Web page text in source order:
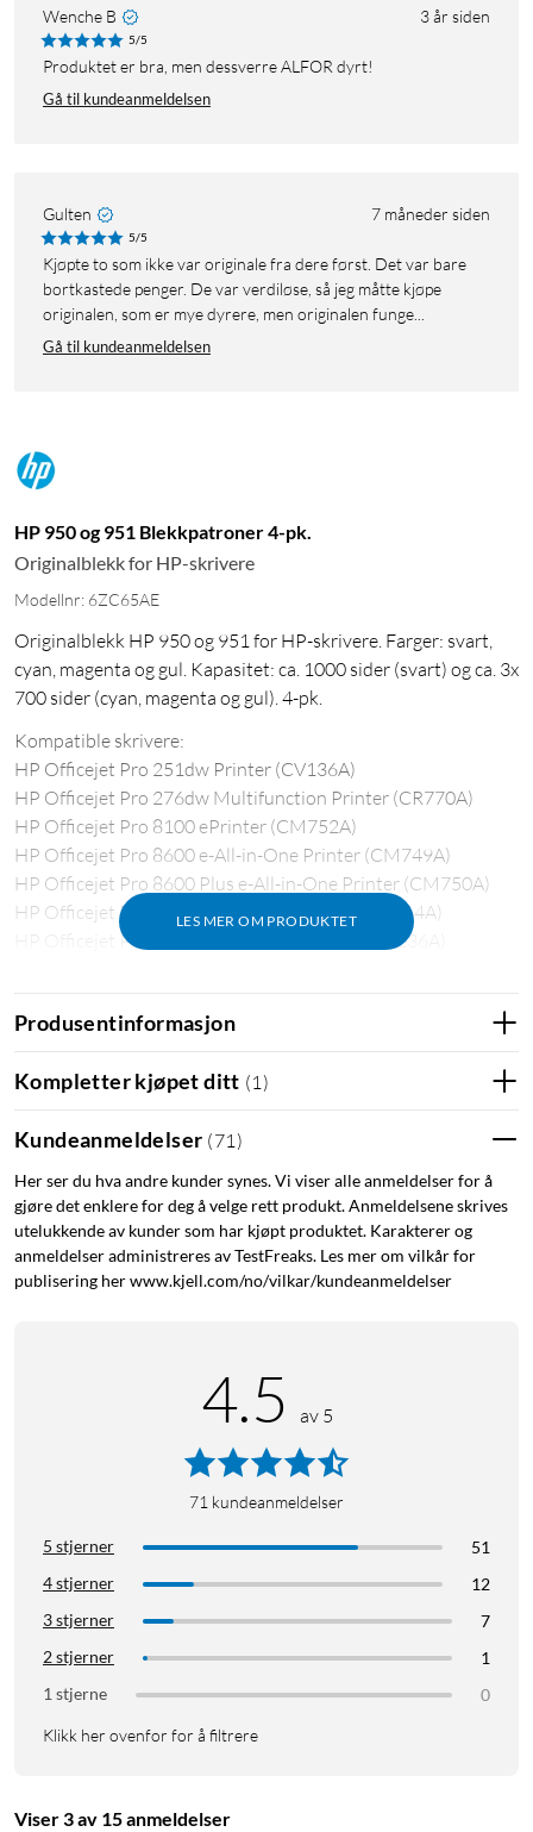
Wenche B 3 år siden
5/5
Produktet er bra, men dessverre ALFOR dyrt!
Gå til kundeanmeldelsen
Gulten 7 måneder siden
5/5
Kjøpte to som ikke var originale fra dere først. Det var bare
bortkastede penger. De var verdiløse, så jeg måtte kjøpe
originalen, som er mye dyrere, men originalen funge...
Gå til kundeanmeldelsen
HP 950 og 951 Blekkpatroner 4-pk.
Originalblekk for HP-skrivere
Modellnr: 6ZC65AE
Originalblekk HP 950 og 951 for HP-skrivere. Farger: svart,
cyan, magenta og gul. Kapasitet: ca. 1000 sider (svart) og ca. 3x
700 sider (cyan, magenta og gul). 4-pk.
LES MER OM PRODUKTET
Kompatible skrivere:
HP Officejet Pro 251dw Printer (CV136A)
HP Officejet Pro 276dw Multifunction Printer (CR770A)
HP Officejet Pro 8100 ePrinter (CM752A)
HP Officejet Pro 8600 e-All-in-One Printer (CM749A)
HP Officejet Pro 8600 Plus e-All-in-One Printer (CM750A)
HP Officejet Pro 8610 e-All-in-One Printer (A7F64A)
HP Officejet Pro 8615 e-All-in-One Printer (D7Z36A)
Produsentinformasjon
Kompletter kjøpet ditt (1 )
Kundeanmeldelser (71 )
Her ser du hva andre kunder synes. Vi viser alle anmeldelser for å
gjøre det enklere for deg å velge rett produkt. Anmeldelsene skrives
utelukkende av kunder som har kjøpt produktet. Karakterer og
anmeldelser administreres av TestFreaks. Les mer om vilkår for
publisering her www.kjell.com/no/vilkar/kundeanmeldelser
4.5 av 5
71 kundeanmeldelser
5 stjerner
51
4 stjerner
12
3 stjerner
7
2 stjerner
1
1 stjerne
0
Klikk her ovenfor for å filtrere
Viser 3 av 15 anmeldelser